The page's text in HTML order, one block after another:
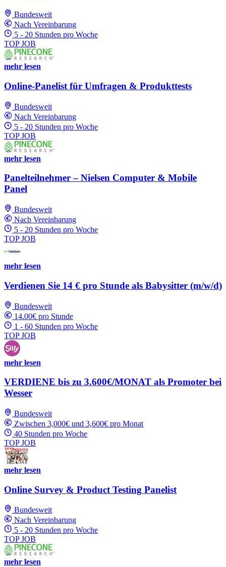
Bundesweit
Nach Vereinbarung
5 - 20 Stunden pro Woche
TOP JOB
mehr lesen
Online-Panelist für Umfragen & Produkttests
Bundesweit
Nach Vereinbarung
5 - 20 Stunden pro Woche
TOP JOB
mehr lesen
Panelteilnehmer – Nielsen Computer & Mobile
Panel
Bundesweit
Nach Vereinbarung
5 - 20 Stunden pro Woche
TOP JOB
mehr lesen
Verdienen Sie 14 € pro Stunde als Babysitter (m/w/d)
Bundesweit
14.00€ pro Stunde
1 - 60 Stunden pro Woche
TOP JOB
mehr lesen
VERDIENE bis zu 3.600€/MONAT als Promoter bei
Wesser
Bundesweit
Zwischen 3,000€ und 3,600€ pro Monat
40 Stunden pro Woche
TOP JOB
mehr lesen
Online Survey & Product Testing Panelist
Bundesweit
Nach Vereinbarung
5 - 20 Stunden pro Woche
TOP JOB
mehr lesen